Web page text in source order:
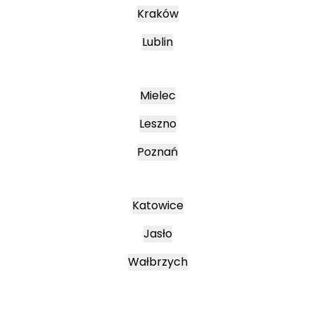
Kraków
Lublin
Mielec
Leszno
Poznań
Katowice
Jasło
Wałbrzych